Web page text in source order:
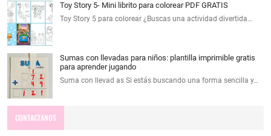
Toy Story 5- Mini librito para colorear PDF GRATIS
Toy Story 5 para colorear ¿Buscas una actividad divertida…
Sumas con llevadas para niños: plantilla imprimible gratis
para aprender jugando
Suma con llevad as Si estás buscando una forma sencilla y…
CONTACTANOS